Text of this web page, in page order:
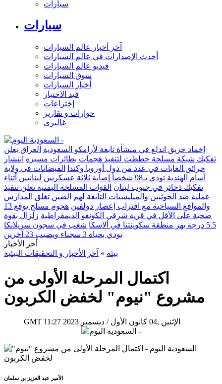
سيارات
سيارات
آخر أخبار عالم السيارات
أحدث الإصدارات في عالم السيارات
فيديو عالم السيارات
سوق السيارات
أخبار السيارات
قيد الاختبار
إختراعات
حوارات و تقارير
غاليري
إخماد حريق اندلع في منشأة تابعة لأرامكو السعودية العراق يعلن
تفكيك شبكة مسلحة خططت لتنفيذ هجمات بطائرات مسيرة انتشار
حرائق الغابات في عدد من دول أوروبا وكندا
الفيضانات في ولاية
آسام الهندية تودي بـ98 شخصاً
إصابة ثلاثة عسكريين لبنانيين أثناء
تفكيك ذخائر في جنوب لبنان القوات المسلحة اليمنية تعلن تنفيذ
عملية ضد الحوثيين والميليشيات التابعة لهم
الصين تغلق المدارس
والمواقع السياحية مع اقتراب إعصار دولفين
هجوم مسلح يوقع 13
ضحية على الأقل في قرية شرقي الكونغو الديمقراطية زلزال بقوة
5.5 درجة يهز منطقة سكوينتنا في ألاسكا
شغب في سجون سريلانكا
يودي بحياة 3 سجناء ويصيب 23 آخرين
أخر الأخبار
بيئة » آخر الأخبار و التحقيقات البيئية
اكتمال المرحلة الأولى من
مشروع "نيوم" لخفض الكربون
GMT 11:27 2023 الإثنين ,04 كانون الأول / ديسمبر
الأمير عبد العزيز بن سلمان